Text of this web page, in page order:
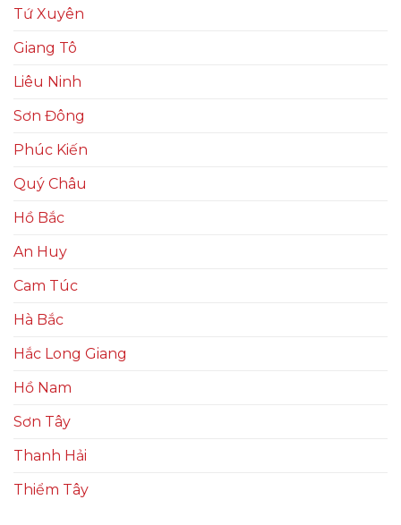
Tứ Xuyên
Giang Tô
Liêu Ninh
Sơn Đông
Phúc Kiến
Quý Châu
Hồ Bắc
An Huy
Cam Túc
Hà Bắc
Hắc Long Giang
Hồ Nam
Sơn Tây
Thanh Hải
Thiểm Tây